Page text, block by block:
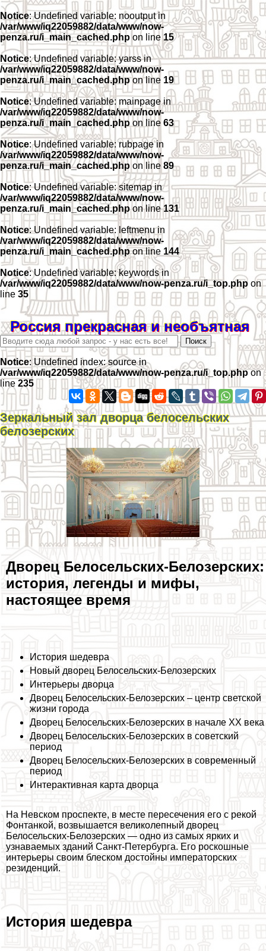
Notice: Undefined variable: nooutput in
/var/www/iq22059882/data/www/now-
penza.ru/i_main_cached.php on line 15
Notice: Undefined variable: yarss in
/var/www/iq22059882/data/www/now-
penza.ru/i_main_cached.phpon line 19
Notice: Undefined variable: mainpage in
/var/www/iq22059882/data/www/now-
penza.ru/i_main_cached.php on line 63
Notice: Undefined variable: rubpage in
/var/www/iq22059882/data/www/now-
penza.ru/i_main_cached.php on line 89
Notice: Undefined variable: sitemap in
/var/www/iq22059882/data/www/now-
penza.ru/i_main_cached.phpon line131
Notice: Undefined variable: leftmenu in
/var/www/iq22059882/data/www/now-
penza.ru/i_main_cached.phpon line 144
Notice: Undefined variable: keywords in
/var/www/iq22059882/data/www/now-penza.ru/i_top.php on
line 35
Россия прекрасная и необъятная
Notice: Undefined index: source in
/var/www/iq22059882/data/www/now-penza.ru/i_top.phpon
line 235
Зеркальный зал дворца белосельских
белозерских
Дворец Белосельских-Белозерских:
история, легенды и мифы,
настоящее время
История шедевра
Новый дворец Белосельских-Белозерских
Интерьеры дворца
Дворец Белосельских-Белозерских – центр светской
жизни города
Дворец Белосельских-Белозерских в начале ХХ века
Дворец Белосельских-Белозерских в советский
период
Дворец Белосельских-Белозерских в современный
период
Интеpaктивная карта дворца
На Невском проспекте, в месте пересечения его с рекой
Фонтанкой, возвышается великолепный дворец
Белосельских-Белозерских — одно из самых ярких и
узнаваемых зданий Санкт-Петербурга. Его роскошные
интерьеры своим блеском достойны императорских
резиденций.
История шедевра